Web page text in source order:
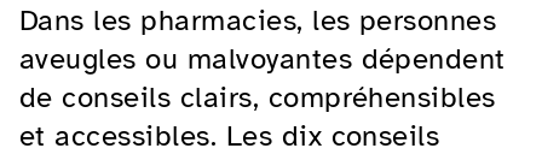
Dans les pharmacies, les personnes
aveugles ou malvoyantes dépendent
de conseils clairs, compréhensibles
et accessibles. Les dix conseils